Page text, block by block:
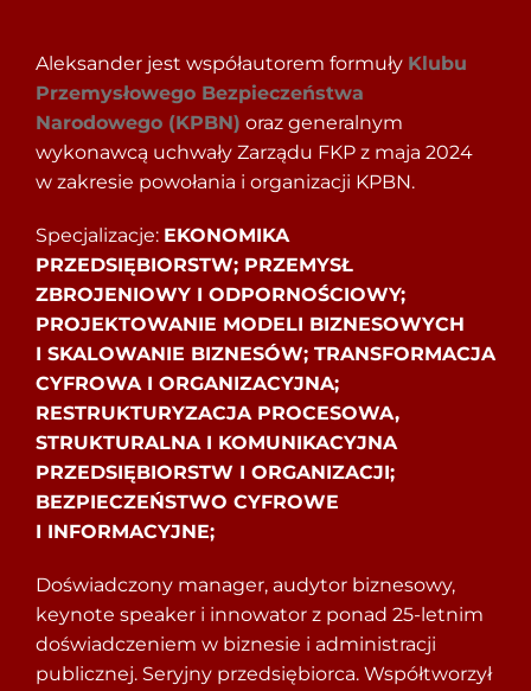
Aleksander jest współautorem formuły Klubu
Przemysłowego Bezpieczeństwa
Narodowego (KPBN) oraz generalnym
wykonawcą uchwały Zarządu FKP z maja 2024
w zakresie powołania i organizacji KPBN.
Specjalizacje: EKONOMIKA
PRZEDSIĘBIORSTW; PRZEMYSŁ
ZBROJENIOWY I ODPORNOŚCIOWY;
PROJEKTOWANIE MODELI BIZNESOWYCH
I SKALOWANIE BIZNESÓW; TRANSFORMACJA
CYFROWA I ORGANIZACYJNA;
RESTRUKTURYZACJA PROCESOWA,
STRUKTURALNA I KOMUNIKACYJNA
PRZEDSIĘBIORSTW I ORGANIZACJI;
BEZPIECZEŃSTWO CYFROWE
I INFORMACYJNE;
Doświadczony manager, audytor biznesowy,
keynote speaker i innowator z ponad 25-letnim
doświadczeniem w biznesie i administracji
publicznej. Seryjny przedsiębiorca. Współtworzył